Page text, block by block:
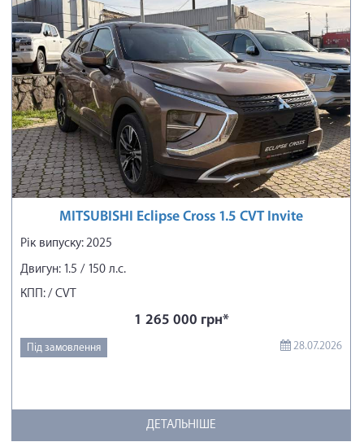
MITSUBISHI Eclipse Cross 1.5 CVT Invite
Рік випуску: 2025
Двигун: 1.5 / 150 л.с.
КПП: / CVT
1 265 000 грн*
Під замовлення 28.07.2026
ДЕТАЛЬНІШЕ